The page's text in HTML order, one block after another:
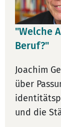
"Welche
Beruf?"
Joachim
über
und die